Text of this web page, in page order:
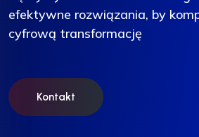
efektywne rozwiązania, by
cyfrową transformację
Kontakt
efektywne rozwiązania, by
cyfrową transformację
Kontakt
efektywne rozwiązania, by
cyfrową transformację
Kontakt